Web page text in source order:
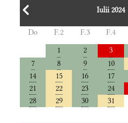
Iulii 2024
Do F.2 F.3 F.4
1
2 3
7
8 9 10
14
15 16 17
21
22 23 24
28
29 30 31